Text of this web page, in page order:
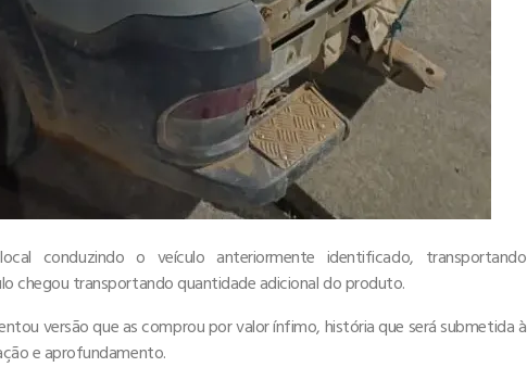
conduzindo o veículo anteriormente identificado, transportando
chegou transportando quantidade adicional do produto.
versão que as comprou por valor ínfimo, história que será submetida à
e aprofundamento.